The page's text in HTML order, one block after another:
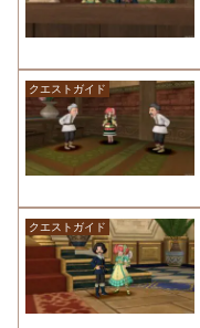
クエストガイド
クエストガイド